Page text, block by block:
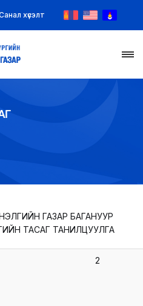
хүсэлт
ГАЗАР БАГАНУУР
ТАСАГ ТАНИЛЦУУЛГА
2